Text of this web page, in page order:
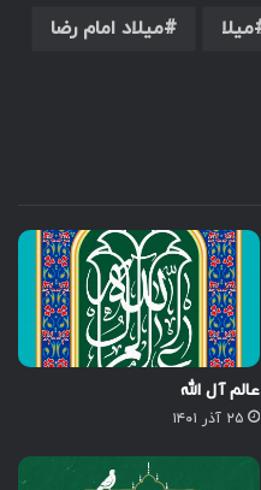
میلا
میلاد امام رضا
عالم آل الله
۲۵ آذر ۱۴۰۱